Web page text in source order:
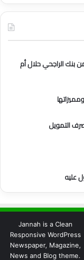
بنك الراجحي حلال أم
التمويل
عليه
Jannah is a Clean
Responsive WordPress
Newspaper, Magazine,
News and Blog theme.